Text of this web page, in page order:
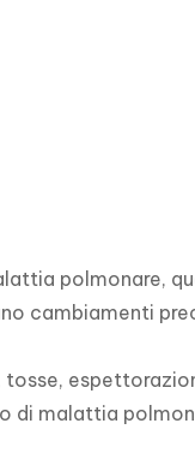
polmonare,
cambiamenti
di malattia